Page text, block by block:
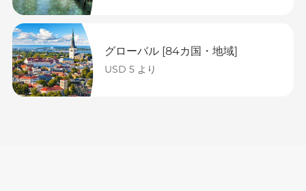
グローバル [84カ国・地域]
USD 5 より